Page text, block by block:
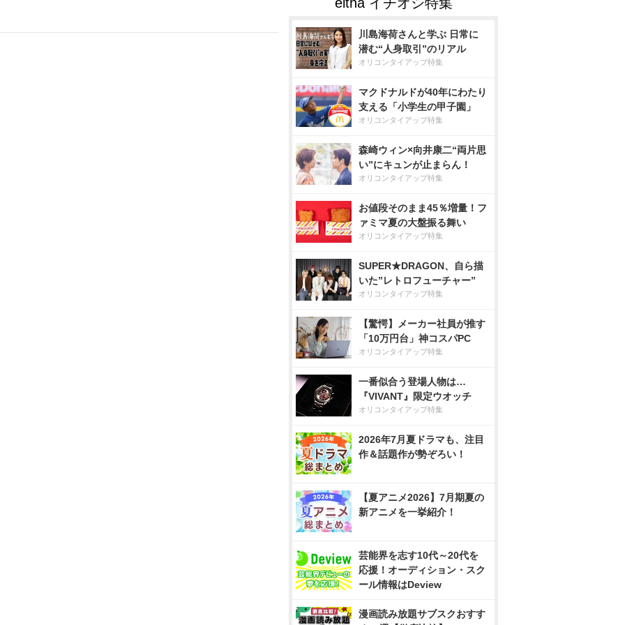
川島海荷さんと学ぶ 日常に
潜む“人身取引”のリアル
オリコンタイアップ特集
マクドナルドが40年にわたり
支える「小学生の甲子園」
オリコンタイアップ特集
森崎ウィン×向井康二“両片思
い”にキュンが止まらん！
オリコンタイアップ特集
お値段そのまま45％増量！フ
ァミマ夏の大盤振る舞い
オリコンタイアップ特集
SUPER★DRAGON、自ら描
いた”レトロフューチャー”
オリコンタイアップ特集
【驚愕】メーカー社員が推す
「10万円台」神コスパPC
オリコンタイアップ特集
一番似合う登場人物は…
『VIVANT』限定ウオッチ
オリコンタイアップ特集
2026年7月夏ドラマも、注目
作＆話題作が勢ぞろい！
【夏アニメ2026】7月期夏の
新アニメを一挙紹介！
芸能界を志す10代～20代を
応援！オーディション・スク
ール情報はDeview
漫画読み放題サブスクおすす